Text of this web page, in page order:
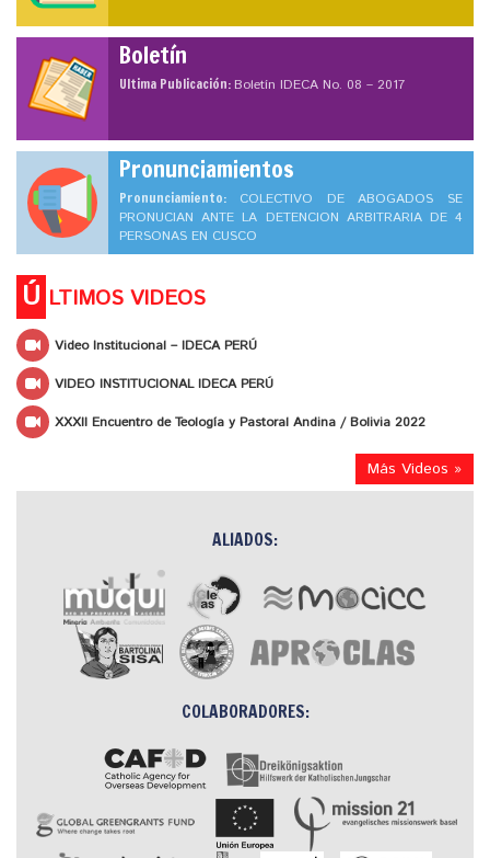
Boletín
Ultima Publicación:Boletín IDECA No. 08 – 2017
Pronunciamientos
Pronunciamiento: COLECTIVO DE ABOGADOS SE
PRONUCIAN ANTE LA DETENCION ARBITRARIA DE 4
PERSONAS EN CUSCO
Ú LTIMOS VIDEOS
Video Institucional – IDECA PERÚ
VIDEO INSTITUCIONAL IDECA PERÚ
XXXII Encuentro de Teología y Pastoral Andina / Bolivia 2022
Más Videos »
ALIADOS:
COLABORADORES: